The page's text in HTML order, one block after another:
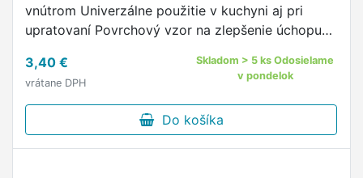
vnútrom Univerzálne použitie v kuchyni aj pri
upratovaní Povrchový vzor na zlepšenie úchopu
prírodný latex Veľkosť: …
3,40 €
vrátane DPH
Skladom > 5 ks Odosielame
v pondelok
Do košíka